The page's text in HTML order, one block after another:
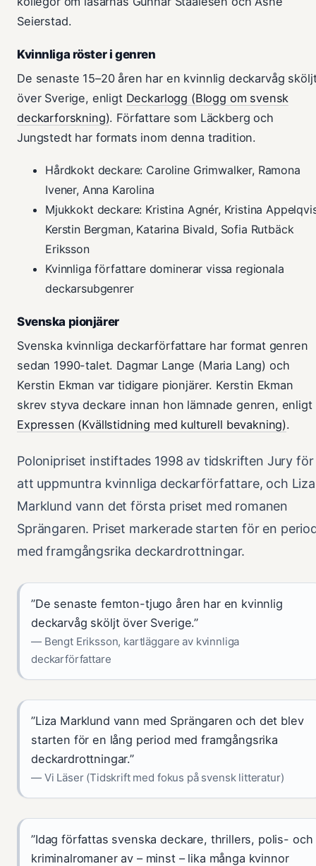
Seierstad.
Kvinnliga röster i genren
De senaste 15–20 åren har en kvinnlig deckarvåg
över Sverige, enligt Deckarlogg (Blogg om svensk
deckarforskning). Författare som Läckberg och
Jungstedt har formats inom denna tradition.
Hårdkokt deckare: Caroline Grimwalker, Ramona
Ivener, Anna Karolina
Mjukkokt deckare: Kristina Agnér, Kristina
Kerstin Bergman, Katarina Bivald, Sofia Rutbäck
Eriksson
Kvinnliga författare dominerar vissa regionala
deckarsubgenrer
Svenska pionjärer
Svenska kvinnliga deckarförfattare har format genren
sedan 1990-talet. Dagmar Lange (Maria Lang) och
Kerstin Ekman var tidigare pionjärer. Kerstin Ekman
skrev styva deckare innan hon lämnade genren, enligt
Expressen (Kvällstidning med kulturell bevakning).
Polonipriset instiftades 1998 av tidskriften Jury för
att uppmuntra kvinnliga deckarförfattare, och Liza
Marklund vann det första priset med romanen
Sprängaren. Priset markerade starten för en
med framgångsrika deckardrottningar.
”De senaste femton-tjugo åren har en kvinnlig
deckarvåg sköljt över Sverige.”
— Bengt Eriksson, kartläggare av kvinnliga
deckarförfattare
”Liza Marklund vann med Sprängaren och det blev
starten för en lång period med framgångsrika
deckardrottningar.”
— Vi Läser (Tidskrift med fokus på svensk litteratur)
”Idag författas svenska deckare, thrillers, polis- och
kriminalromaner av – minst – lika många kvinnor